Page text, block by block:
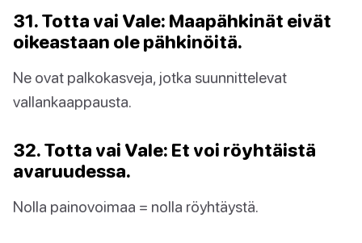
31. Totta vai Vale: Maapähkinät eivät
oikeastaan ole pähkinöitä.
Ne ovat palkokasveja, jotka suunnittelevat
vallankaappausta.
32. Totta vai Vale: Et voi röyhtäistä
avaruudessa.
Nolla painovoimaa = nolla röyhtäystä.